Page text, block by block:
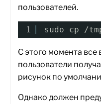
пользователей.
1 sudo cp /
С этого момента все
пользователи
рисунок по
Однако должен